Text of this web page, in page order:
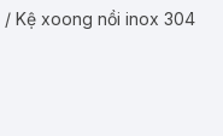
/ Kệ xoong nồi inox 304